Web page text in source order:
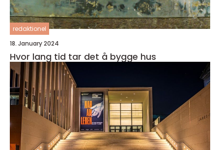
redaktionel
18. January 2024
Hvor lang tid tar det å bygge hus